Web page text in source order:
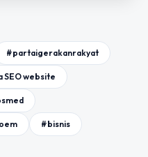
#partaigerakanrakyat
SEO website
#bisnis